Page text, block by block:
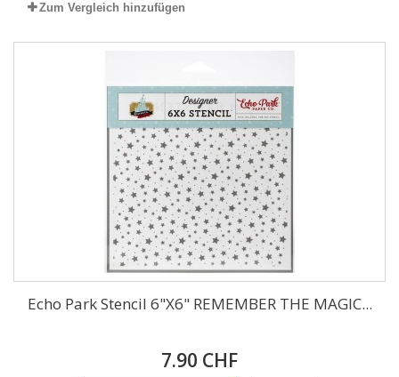
Zum Vergleich hinzufügen
Echo Park Stencil 6"X6" REMEMBER THE MAGIC...
7.90 CHF